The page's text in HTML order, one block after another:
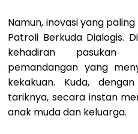
Namun, inovasi yang
Patroli Berkuda Dialogis.
kehadiran pasukan
pemandangan yang
kekakuan. Kuda,
tariknya, secara instan
anak muda dan keluarga.